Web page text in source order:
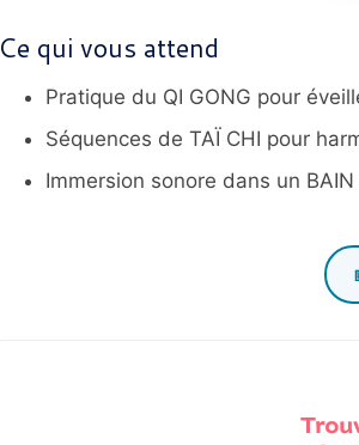
Ce qui vous attend
Pratique du QI GONG pour
Séquences de TAÏ CHI pour
Immersion sonore dans un